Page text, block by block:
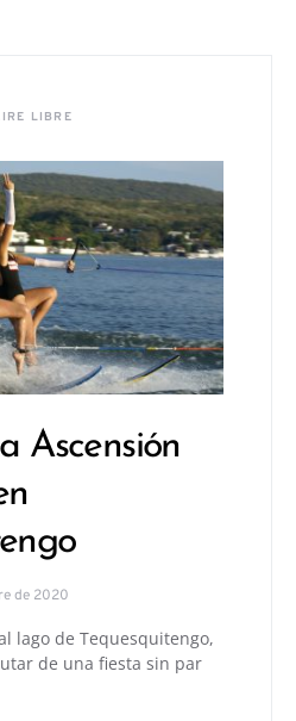
LIBRE
Ascensión
de 2020
lago de Tequesquitengo,
de una fiesta sin par